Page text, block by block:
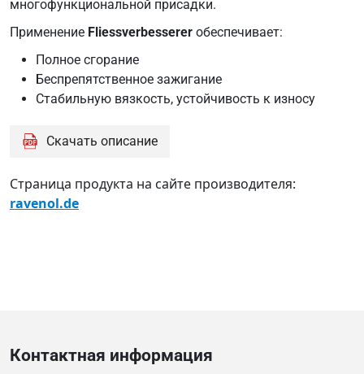
многофункциональной присадки.
Применение Fliessverbesserer обеспечивает:
Полное сгорание
Беспрепятственное зажигание
Стабильную вязкость, устойчивость к износу
Скачать описание
Страница продукта на сайте производителя:
ravenol.de
Контактная информация